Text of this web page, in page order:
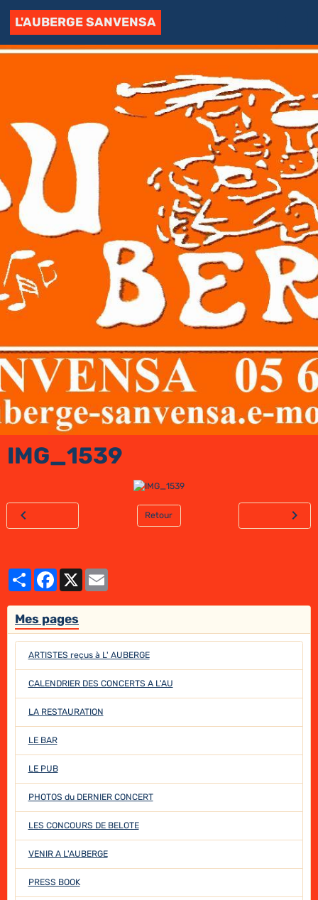
L'AUBERGE SANVENSA
IMG_1539
Retour
PartagerFacebook
X
Mes pages
ARTISTES reçus à L' AUBERGE
CALENDRIER DES CONCERTS A L'AU
LA RESTAURATION
LE BAR
LE PUB
PHOTOS du DERNIER CONCERT
LES CONCOURS DE BELOTE
VENIR A L'AUBERGE
PRESS BOOK